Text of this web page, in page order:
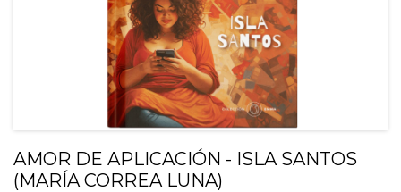
AMOR DE APLICACIÓN - ISLA SANTOS
(MARÍA CORREA LUNA)